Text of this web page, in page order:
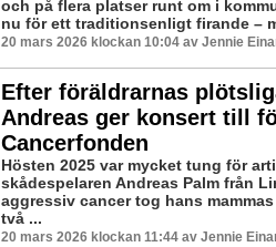
och på flera platser runt om i
nu för ett traditionsenligt firande –
20 mars 2026 klockan 10:04 av Jennie
Efter föräldrarnas
Andreas ger konsert till
Cancerfonden
Hösten 2025 var mycket tung för
skådespelaren Andreas Palm från
aggressiv cancer tog hans
två ...
20 mars 2026 klockan 11:44 av Jennie